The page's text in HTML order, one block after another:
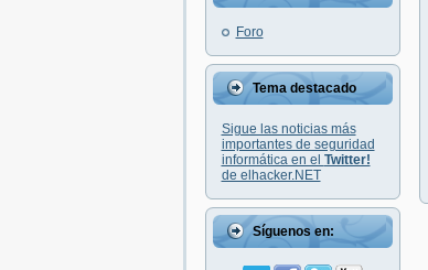
Foro
Tema destacado
Sigue las noticias más
importantes de seguridad
informática en el Twitter!
de elhacker.NET
Síguenos en: